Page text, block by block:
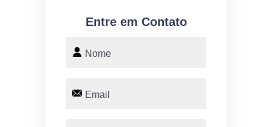
Entre em Contato